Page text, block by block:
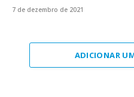
7 de dezembro de 2021
ADICIONAR